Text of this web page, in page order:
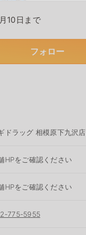
10日まで
フォロー
ドラッグ 相模原下九沢店
HPをご確認ください
HPをご確認ください
775-5955